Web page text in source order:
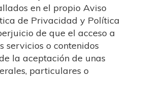
en el propio Aviso
de Privacidad y Política
de que el acceso a
servicios o contenidos
la aceptación de unas
particulares o